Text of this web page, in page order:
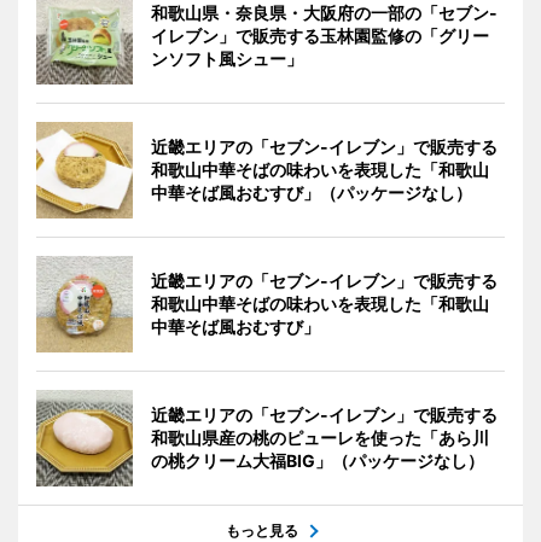
和歌山県・奈良県・大阪府の一部の「セブン-
イレブン」で販売する玉林園監修の「グリー
ンソフト風シュー」
近畿エリアの「セブン-イレブン」で販売する
和歌山中華そばの味わいを表現した「和歌山
中華そば風おむすび」（パッケージなし）
近畿エリアの「セブン-イレブン」で販売する
和歌山中華そばの味わいを表現した「和歌山
中華そば風おむすび」
近畿エリアの「セブン-イレブン」で販売する
和歌山県産の桃のピューレを使った「あら川
の桃クリーム大福BIG」（パッケージなし）
もっと見る